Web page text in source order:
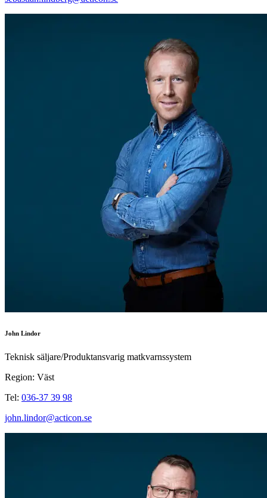
John Lindor
Teknisk säljare/Produktansvarig matkvarnssystem
Region: Väst
Tel: 036-37 39 98
john.lindor@acticon.se